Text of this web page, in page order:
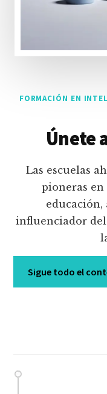
FORMACIÓN EN
Únete
Las escuelas
pioneras en
educación,
influenciador
Sigue todo el